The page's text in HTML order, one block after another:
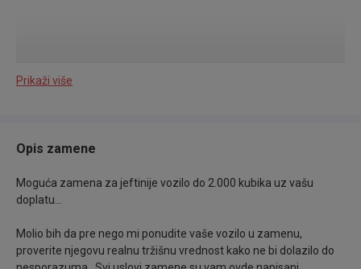
registrovan 31.05.2012.god. što je i datum u svim
Prikaži više
Opis zamene
Moguća zamena za jeftinije vozilo do 2.000 kubika uz vašu
doplatu...
Molio bih da pre nego mi ponudite vaše vozilo u zamenu,
proverite njegovu realnu tržišnu vrednost kako ne bi dolazilo do